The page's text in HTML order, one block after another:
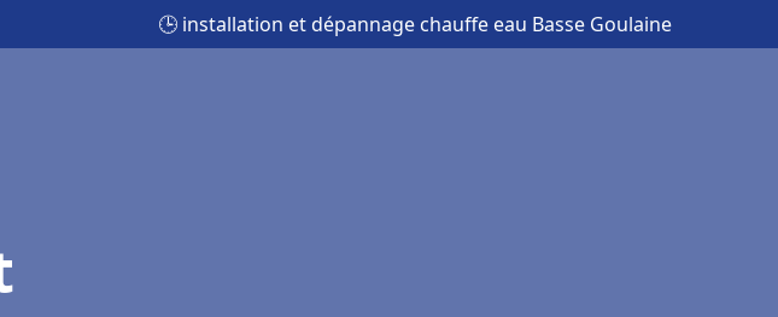
🕒 installation et dépannage chauffe eau Basse Goulaine